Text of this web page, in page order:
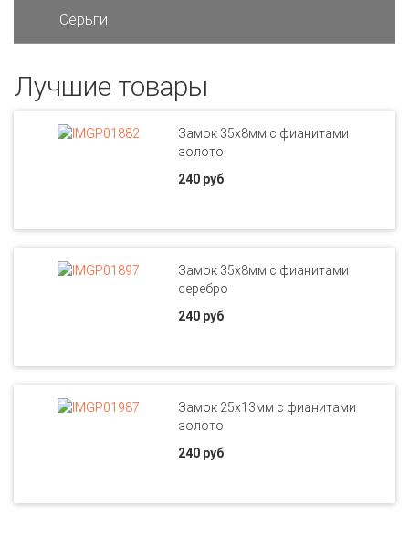
Серьги
Лучшие товары
Замок 35х8мм с фианитами
золото
240 руб
Замок 35х8мм с фианитами
серебро
240 руб
Замок 25х13мм с фианитами
золото
240 руб